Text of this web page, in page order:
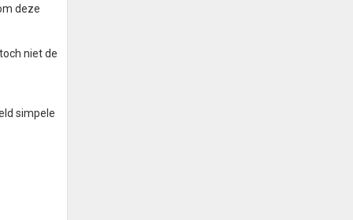
deze
niet de
simpele